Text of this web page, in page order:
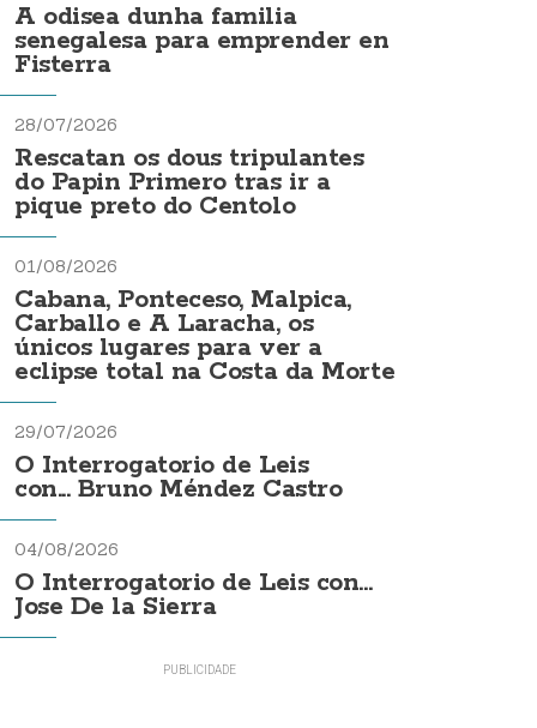
A odisea dunha familia
senegalesa para emprender en
Fisterra
28/07/2026
Rescatan os dous tripulantes
do Papin Primero tras ir a
pique preto do Centolo
01/08/2026
Cabana, Ponteceso, Malpica,
Carballo e A Laracha, os
únicos lugares para ver a
eclipse total na Costa da Morte
29/07/2026
O Interrogatorio de Leis
con... Bruno Méndez Castro
04/08/2026
O Interrogatorio de Leis con...
Jose De la Sierra